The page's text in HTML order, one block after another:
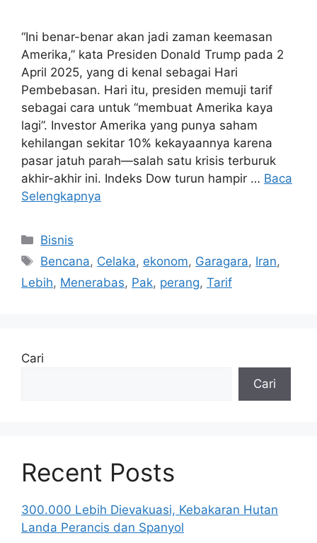
“Ini benar-benar akan jadi zaman keemasan
Amerika,” kata Presiden Donald Trump pada 2
April 2025, yang di kenal sebagai Hari
Pembebasan. Hari itu, presiden memuji tarif
sebagai cara untuk “membuat Amerika kaya
lagi”. Investor Amerika yang punya saham
kehilangan sekitar 10% kekayaannya karena
pasar jatuh parah—salah satu krisis terburuk
akhir-akhir ini. Indeks Dow turun hampir … Baca
Selengkapnya
Kategori
Bisnis
Tag
Bencana, Celaka, ekonom, Garagara, Iran,
Lebih, Menerabas, Pak, perang, Tarif
Cari
Cari
Recent Posts
300.000 Lebih Dievakuasi, Kebakaran Hutan
Landa Perancis dan Spanyol